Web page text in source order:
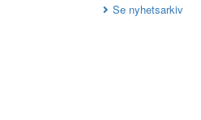
Se nyhetsarkiv